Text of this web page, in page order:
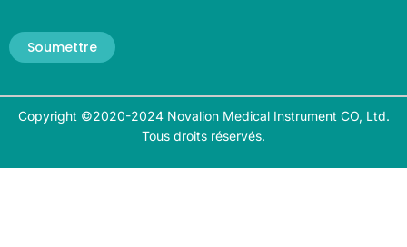
Soumettre
Copyright ©2020-2024 Novalion Medical Instrument CO, Ltd.
Tous droits réservés.